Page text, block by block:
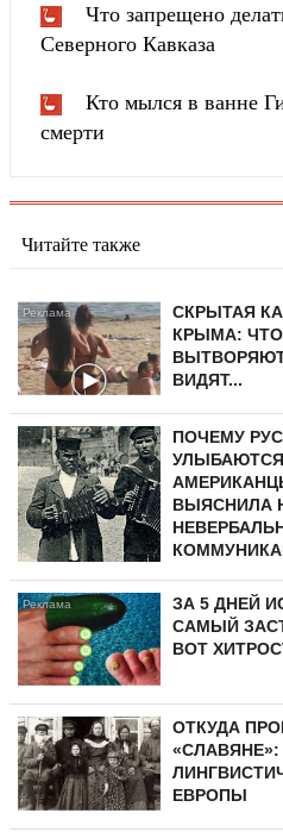
Что запрещено
Северного Кавказа
Кто мылся в ванне
смерти
Читайте также
СКРЫТАЯ
КРЫМА:
ВИДЯТ...
ПОЧЕМУ
УЛЫБАЮТСЯ
ВЫЯСНИЛА
ЗА 5 ДНЕЙ
САМЫЙ
ВОТ
ОТКУДА
ЕВРОПЫ